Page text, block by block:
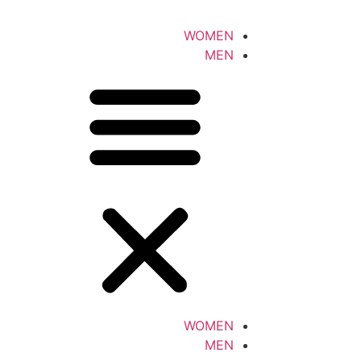
WOMEN
MEN
WOMEN
MEN